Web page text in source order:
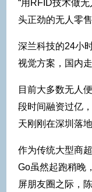
“用RFID技术做
头正劲的无人零
深兰科技的24小
视觉方案，国内
目前大多数无人
段时间融资过亿
天刚刚在深圳落
作为传统大型商
Go虽然起跑稍晚
屏朋友圈之际，